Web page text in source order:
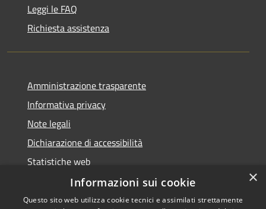
Leggi le FAQ
Richiesta assistenza
Amministrazione trasparente
Informativa privacy
Note legali
Dichiarazione di accessibilità
Statistiche web
×
Informazioni sui cookie
Questo sito web utilizza cookie tecnici e assimilati strettamente